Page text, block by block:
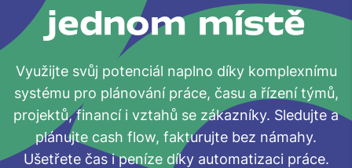
jednom místě
Využijte svůj potenciál naplno díky komplexnímu
systému pro plánování práce, času a řízení týmů,
projektů, financí i vztahů se zákazníky. Sledujte a
plánujte cash flow, fakturujte bez námahy.
Ušetřete čas i peníze díky automatizaci práce.